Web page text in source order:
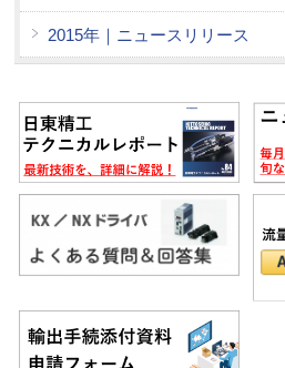
2015年｜ニュースリリース